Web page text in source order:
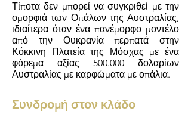
Τίποτα δεν μπορεί να συγκριθεί με την
ομορφιά των Οπάλων της Αυστραλίας,
ιδιαίτερα όταν ένα πανέμορφο μοντέλο
από την Ουκρανία περπατά στην
Κόκκινη Πλατεία της Μόσχας με ένα
φόρεμα αξίας 500.000 δολαρίων
Αυστραλίας με καρφώματα με οπάλια.
Συνδρομή στον κλάδο